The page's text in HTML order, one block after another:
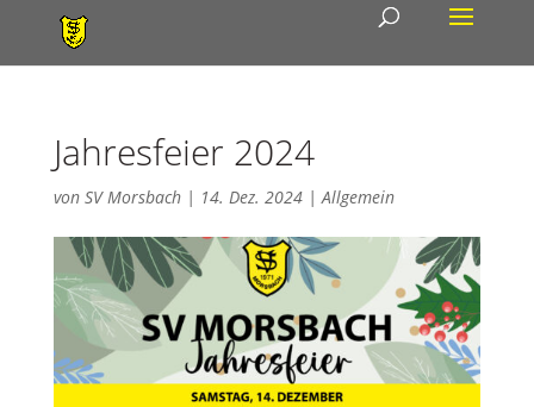
Jahresfeier 2024
von SV Morsbach| 14. Dez. 2024|Allgemein